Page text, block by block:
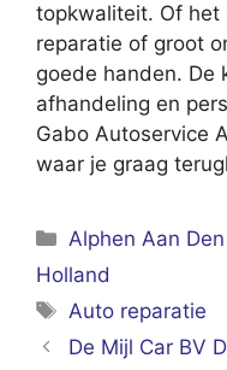
topkwaliteit. Of het
reparatie of groot
goede handen. De
afhandeling en
Gabo Autoservice
waar je graag
Categorieën
Alphen Aan Den
Holland
Tags
Auto reparatie
De Mijl Car BV